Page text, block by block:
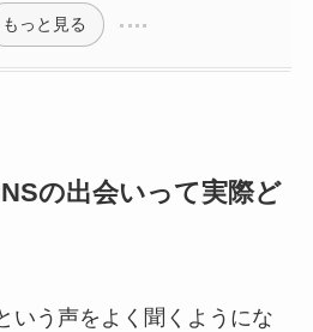
もっと見る
の出会いって実際ど
いう声をよく聞くようにな